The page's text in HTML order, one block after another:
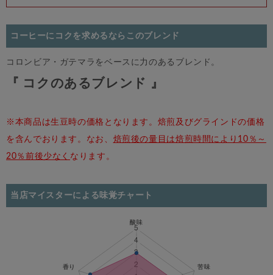
コーヒーにコクを求めるならこのブレンド
コロンビア・ガテマラをベースに力のあるブレンド。
『 コクのあるブレンド 』
※本商品は生豆時の価格となります。焙煎及びグラインドの価格
を含んでおります。なお、 焙煎後の量目は焙煎時間により10％～
20％前後少なく なります。
当店マイスターによる味覚チャート